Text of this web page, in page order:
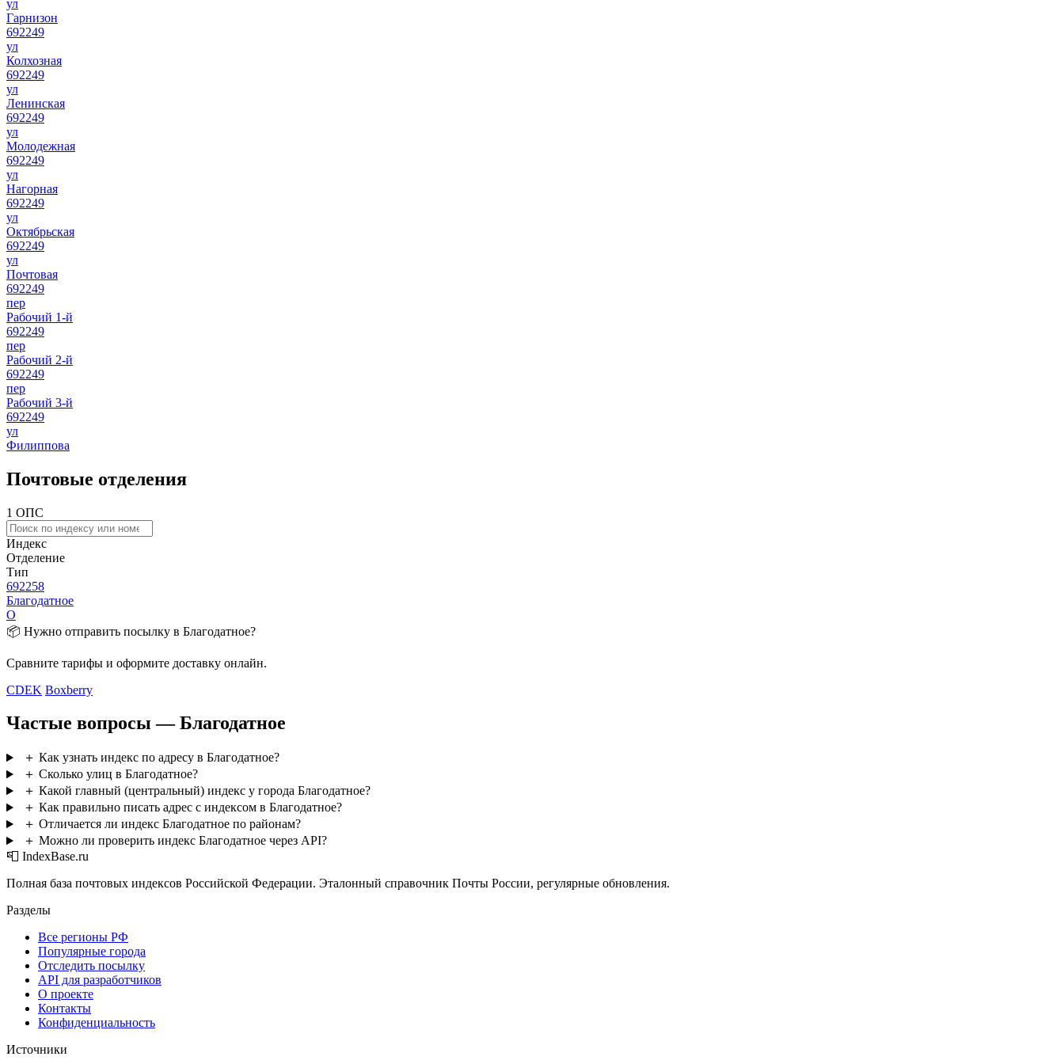
ул
Гарнизон
692249
ул
Колхозная
692249
ул
Ленинская
692249
ул
Молодежная
692249
ул
Нагорная
692249
ул
Октябрьская
692249
ул
Почтовая
692249
пер
Рабочий 1-й
692249
пер
Рабочий 2-й
692249
пер
Рабочий 3-й
692249
ул
Филиппова
Почтовые отделения
1 ОПС
Индекс
Отделение
Тип
692258
Благодатное
О
📦 Нужно отправить посылку в Благодатное?
Сравните тарифы и оформите доставку онлайн.
CDEK Boxberry
Частые вопросы — Благодатное
＋ Как узнать индекс по адресу в Благодатное?
＋ Сколько улиц в Благодатное?
＋ Какой главный (центральный) индекс у города Благодатное?
＋ Как правильно писать адрес с индексом в Благодатное?
＋ Отличается ли индекс Благодатное по районам?
＋ Можно ли проверить индекс Благодатное через API?
📮 IndexBase.ru
Полная база почтовых индексов Российской Федерации. Эталонный справочник Почты России, регулярные обновления.
Разделы
Все регионы РФ
Популярные города
Отследить посылку
API для разработчиков
О проекте
Контакты
Конфиденциальность
Источники